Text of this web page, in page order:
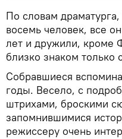
По словам
восемь человек, все
лет и дружили, кроме
близко знаком только
Собравшиеся
годы. Весело, с
штрихами, броскими
запомнившимися
режиссеру очень